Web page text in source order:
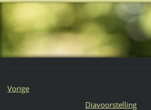
Vorige
Diavoorstelling